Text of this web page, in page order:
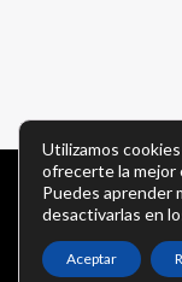
Copyright
Política de
Utilizamos
ofrecerte la mejor
Puedes aprender
desactivarlas en
Aceptar